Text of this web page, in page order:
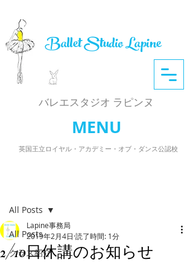
英国王立ロイヤル・アカデミー・オブ・ダンス公認校
​バレエスタジオ ラピンヌ
Ballet Studio Lapine
MENU
All Posts
クラス紹介
All Posts
2/10日休講のお知らせ
Lapine事務局
2019年2月4日 読了時間: 1分